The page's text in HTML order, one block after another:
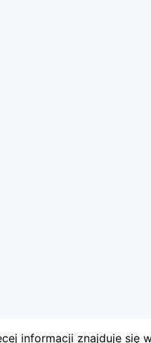
informacji znajduje się